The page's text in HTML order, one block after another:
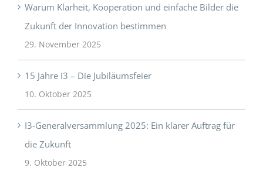
Warum Klarheit, Kooperation und einfache Bilder die
Zukunft der Innovation bestimmen
29. November 2025
15 Jahre I3 – Die Jubiläumsfeier
10. Oktober 2025
I3-Generalversammlung 2025: Ein klarer Auftrag für
die Zukunft
9. Oktober 2025